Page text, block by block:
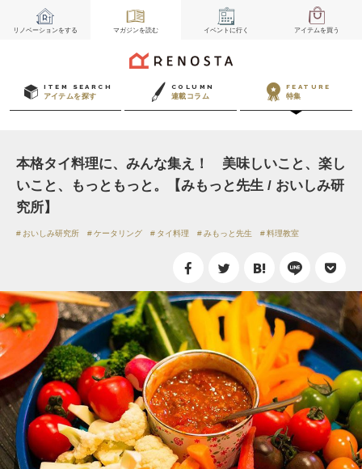
リノベーションをする マガジンを読む イベント に行く アイテムを買う
ITEM SEARCH
アイテムを探す
COLUMN
連載コラム
FEATURE
特集
本格タイ料理に、みんな集え！ 美味しいこと、楽し
いこと、もっともっと。【みもっと先生 / おいしみ研
究所】
おいしみ研究所 ケータリング タイ料理 みもっと先生 料理教室